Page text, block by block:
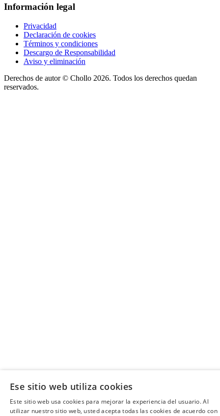
Información legal
Privacidad
Declaración de cookies
Términos y condiciones
Descargo de Responsabilidad
Aviso y eliminación
Derechos de autor © Chollo 2026. Todos los derechos quedan
reservados.
Ese sitio web utiliza cookies
Este sitio web usa cookies para mejorar la experiencia del usuario. Al
utilizar nuestro sitio web, usted acepta todas las cookies de acuerdo con